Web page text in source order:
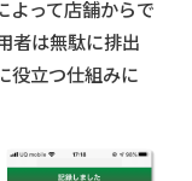
よって店舗からで
者は無駄に排出
役立つ仕組みに